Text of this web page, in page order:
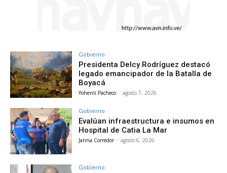
Gobierno
Presidenta Delcy Rodríguez destacó
legado emancipador de la Batalla de
Boyacá
Yohenli Pacheco - agosto 7, 2026
Gobierno
Evalúan infraestructura e insumos en
Hospital de Catia La Mar
Janna Corredor - agosto 6, 2026
Gobierno